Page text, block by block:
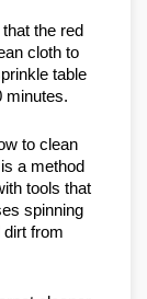
the red
cloth to
table
minutes.
to clean
a method
tools that
spinning
from